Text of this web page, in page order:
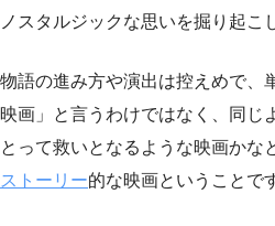
ノスタルジックな思いを掘り起こ
物語の進み方や演出は控えめで、
映画」と言うわけではなく、同じ
とって救いとなるような映画かな
ストーリー的な映画ということで